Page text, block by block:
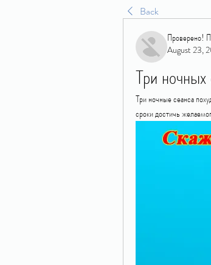
Back
Проверено!
August 23,
Три ночных
Три ночные сеанса
сроки достичь